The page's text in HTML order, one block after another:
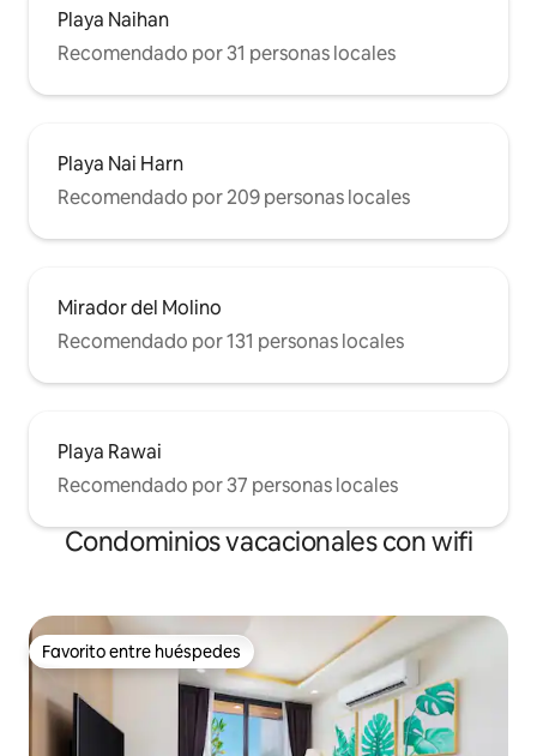
Playa Naihan
Recomendado por 31 personas locales
Playa Nai Harn
Recomendado por 209 personas locales
Mirador del Molino
Recomendado por 131 personas locales
Playa Rawai
Recomendado por 37 personas locales
Condominios vacacionales con wifi
Favorito entre huéspedes
Favorito entre huéspedes